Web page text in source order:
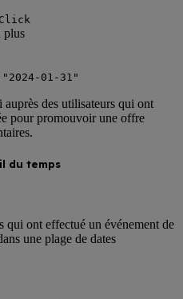
plus
"2024-01-31"
auprès des utilisateurs qui ont
pour promouvoir une offre
du temps
qui ont effectué un événement de
une plage de dates